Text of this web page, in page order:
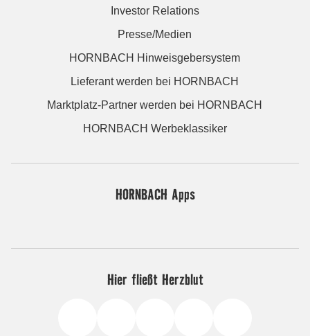
Investor Relations
Presse/Medien
HORNBACH Hinweisgebersystem
Lieferant werden bei HORNBACH
Marktplatz-Partner werden bei HORNBACH
HORNBACH Werbeklassiker
HORNBACH Apps
Hier fließt Herzblut